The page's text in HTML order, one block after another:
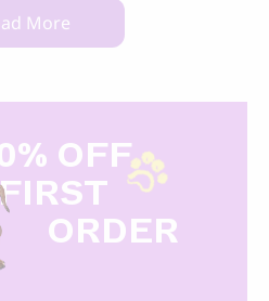
More
OFF
ORDER